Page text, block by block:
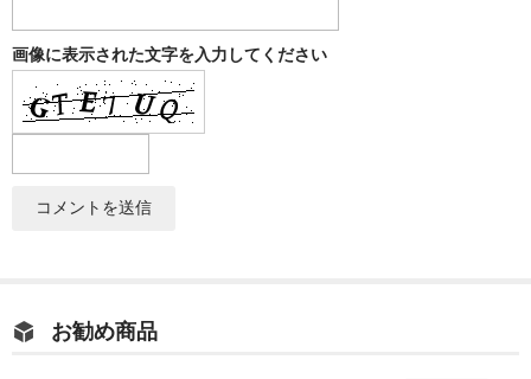
画像に表示された文字を入力してください
お勧め商品